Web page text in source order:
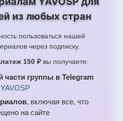
из любых стран
пользоваться нашей
через подписку.
150 ₽ вы получаете:
части группы в Telegram
YAVOSP
, включая все, что
на сайте